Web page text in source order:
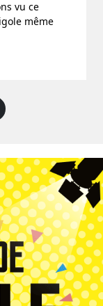
vu ce
même